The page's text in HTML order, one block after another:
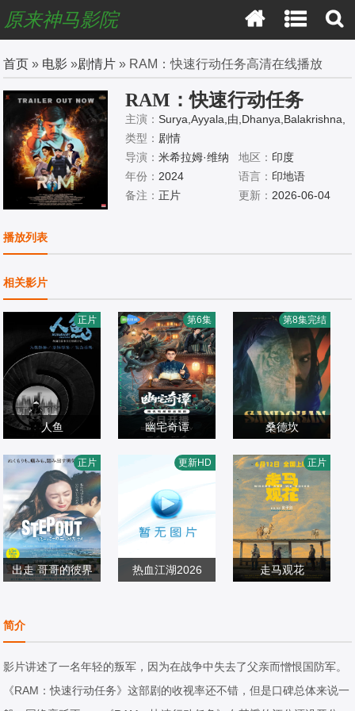
原来神马影院
首页 » 电影 »剧情片 » RAM：快速行动任务高清在线播放
RAM：快速行动任务
主演：Surya,Ayyala,由,Dhanya,Balakrishna,
Mahaboob,Basha,呈现
类型： 剧情
导演：米希拉姆·维纳
提亚
地区： 印度
年份： 2024 语言： 印地语
备注：正片 更新： 2026-06-04
播放列表
相关影片
人鱼
达华,李若希,田浩
宁,唐鑫,程琪
剧情片
2022/大陆
正片
幽宅奇谭
2026/中国大陆
第6集
桑德坎
卢尔,阿莱桑德罗·
普莱齐奥西,,爱德·
维斯特维克,约翰·
汉纳
剧情片
2025/西班牙
第8集完结
出走 哥哥的彼界
又吉伶音,伊波れ
いり,松田流花,津
波竜斗,内田树,盧
礼欧,玉城敦子,城
剧情片
2025/日本
正片
热血江湖2026
2026/中国大陆
更新HD
走马观花
2026/中国大陆
正片
简介
影片讲述了一名年轻的叛军，因为在战争中失去了父亲而憎恨国防军。
《RAM：快速行动任务》这部剧的收视率还不错，但是口碑总体来说一